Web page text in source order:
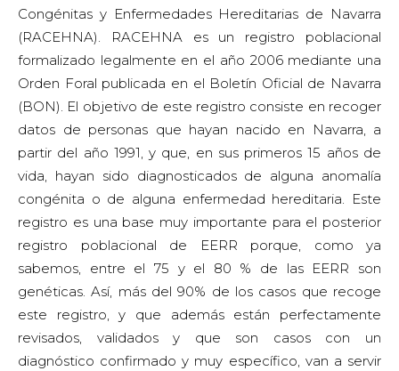
Congénitas y Enfermedades Hereditarias de Navarra
(RACEHNA). RACEHNA es un registro poblacional
formalizado legalmente en el año 2006 mediante una
Orden Foral publicada en el Boletín Oficial de Navarra
(BON). El objetivo de este registro consiste en recoger
datos de personas que hayan nacido en Navarra, a
partir del año 1991, y que, en sus primeros 15 años de
vida, hayan sido diagnosticados de alguna anomalía
congénita o de alguna enfermedad hereditaria. Este
registro es una base muy importante para el posterior
registro poblacional de EERR porque, como ya
sabemos, entre el 75 y el 80 % de las EERR son
genéticas. Así, más del 90% de los casos que recoge
este registro, y que además están perfectamente
revisados, validados y que son casos con un
diagnóstico confirmado y muy específico, van a servir